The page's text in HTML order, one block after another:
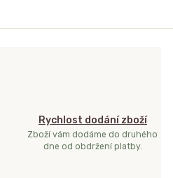
Rychlost dodání zboží
Zboží vám dodáme do druhého
dne od obdržení platby.